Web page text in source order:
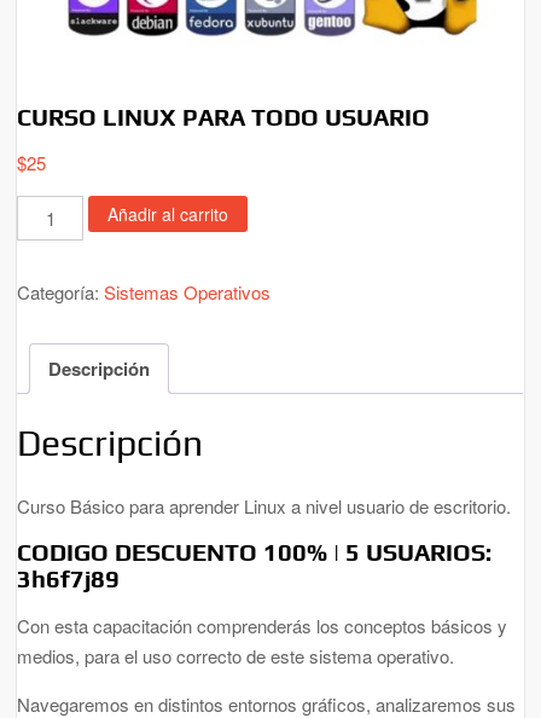
CURSO LINUX PARA TODO USUARIO
$25
CURSO
LINUX
TODO
cantidad
Añadir al carrito
Categoría:Sistemas Operativos
Descripción
Descripción
Curso Básico para aprender Linux a nivel usuario de escritorio.
CODIGO DESCUENTO 100% | 5 USUARIOS:
3h6f7j89
Con esta capacitación comprenderás los conceptos básicos y
medios, para el uso correcto de este sistema operativo.
Navegaremos en distintos entornos gráficos, analizaremos sus